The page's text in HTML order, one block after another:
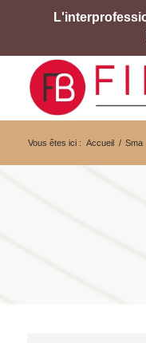
Vous êtes ici : Accueil / Sma